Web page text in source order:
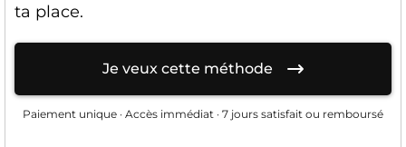
ta place.
Je veux cette méthode
Paiement unique · Accès immédiat · 7 jours satisfait ou remboursé